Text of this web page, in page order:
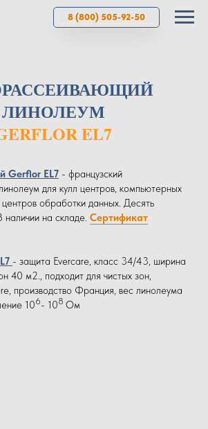
8 (800) 505-92-50
ЛИНОЛЕУМ
EL7
Gerflor EL7 - французский
для кулл центров, компьютерных
обработки данных. Десять
наличии на складе. Сертификат
- защита Evercare, класс 34/43, ширина
40 м2., подходит для чистых зон,
производство Франция, вес линолеума
106- 108 Ом